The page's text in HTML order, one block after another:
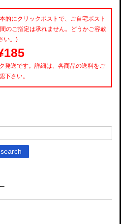
的にクリックポストで、ご自宅ポスト
のご指定は承れません。どうかご容赦
い。)
発送です。詳細は、各商品の送料をご
下さい。
search